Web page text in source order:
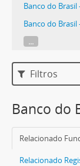
Banco do Brasil
Banco do Brasil
...
Filtros
Banco do
Relacionado
Relacionado